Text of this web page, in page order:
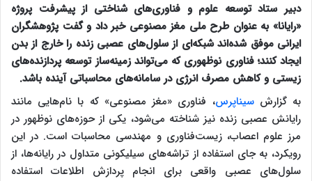
دبیر ستاد توسعه علوم و فناوری‌های شناختی از پیشرفت پروژه
«رایانا» به عنوان طرح ملی مغز مصنوعی خبر داد و گفت پژوهشگران
ایرانی موفق شده‌اند شبکه‌ای از سلول‌های عصبی زنده را خارج از بدن
ایجاد کنند؛ فناوری نوظهوری که می‌تواند زمینه‌ساز توسعه پردازنده‌های
زیستی و کاهش مصرف انرژی در سامانه‌های محاسباتی آینده باشد.
به گزارشسیناپرس، فناوری «مغز مصنوعی» که با نام‌هایی مانند
رایانش عصبی زنده نیز شناخته می‌شود، یکی از حوزه‌های نوظهور در
مرز علوم اعصاب، زیست‌فناوری و مهندسی محاسبات است. در این
رویکرد، به جای استفاده از تراشه‌های سیلیکونی متداول در رایانه‌ها، از
سلول‌های عصبی واقعی برای انجام پردازش اطلاعات استفاده